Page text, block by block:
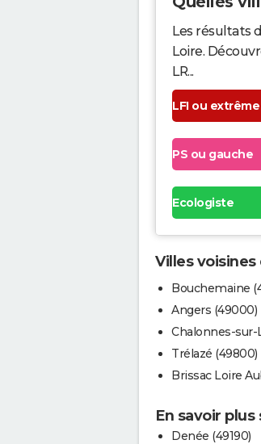
Les résultats
Loire.
LR...
LFI ou
PS ou gauche
Ecologiste
Villes
Bouchemaine
Angers (49000)
Chalonnes-sur-
Trélazé (49800)
Brissac Loire
En savoir plus
Denée (49190)